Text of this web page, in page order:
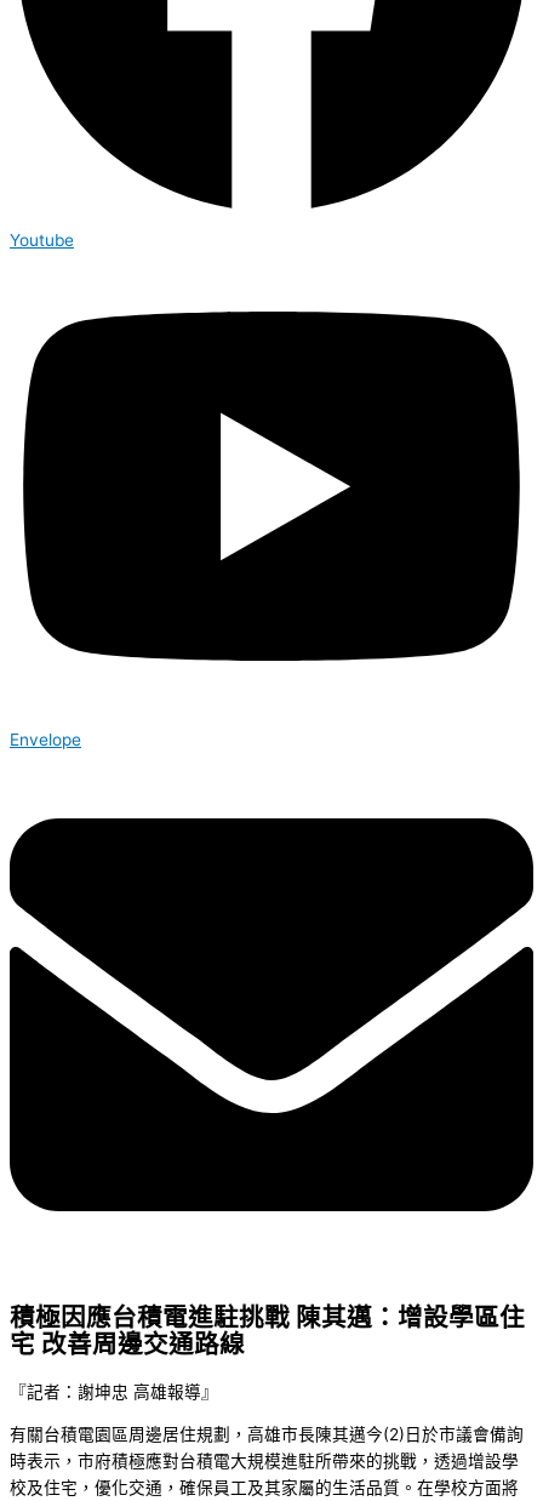
Youtube
Envelope
積極因應台積電進駐挑戰 陳其邁：增設學區住
宅 改善周邊交通路線
『記者：謝坤忠 高雄報導』
有關台積電園區周邊居住規劃，高雄市長陳其邁今(2)日於市議會備詢
時表示，市府積極應對台積電大規模進駐所帶來的挑戰，透過增設學
校及住宅，優化交通，確保員工及其家屬的生活品質。在學校方面將